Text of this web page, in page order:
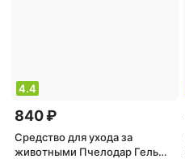
4.4
840 ₽
Средство для ухода за
животными Пчелодар Гель